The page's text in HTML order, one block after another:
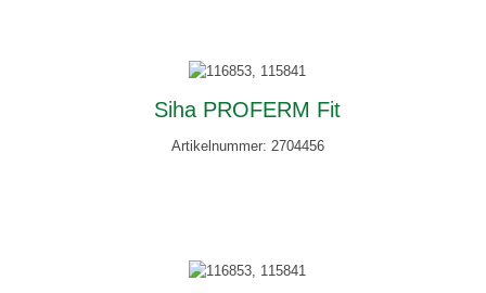
Siha PROFERM Fit
Artikelnummer: 2704456